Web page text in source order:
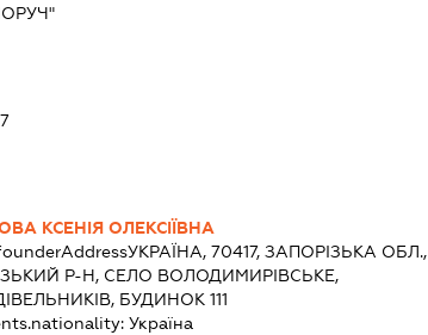
КСЕНІЯ ОЛЕКСІЇВНА
УКРАЇНА, 70417, ЗАПОРІЗЬКА ОБЛ.,
Р-Н, СЕЛО ВОЛОДИМИРІВСЬКЕ,
БУДИНОК 111
Україна